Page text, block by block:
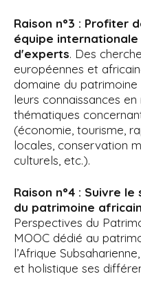
Raison n°3 : Profiter
équipe
d'experts. Des
européennes et
domaine du
leurs connaissances
thématiques
(économie, tourisme,
locales, conservation
culturels, etc.).
Raison n°4 : Suivre le
du patrimoine africain
Perspectives du
MOOC dédié au
l’Afrique
et holistique ses